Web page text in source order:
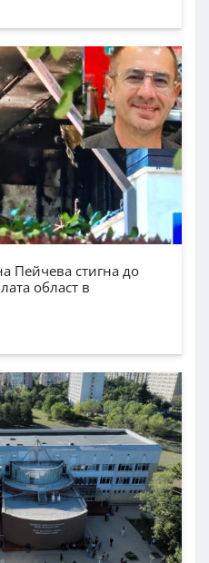
Пейчева стигна до
област в